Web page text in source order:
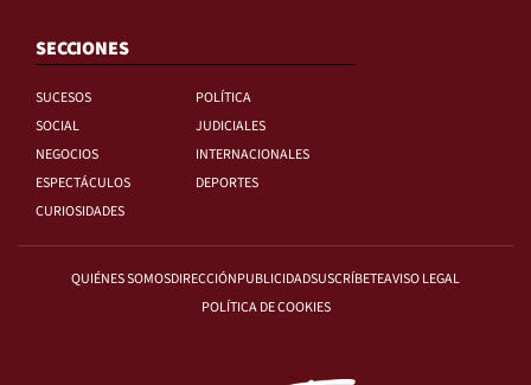
SECCIONES
SUCESOS
POLÍTICA
SOCIAL
JUDICIALES
NEGOCIOS
INTERNACIONALES
ESPECTÁCULOS
DEPORTES
CURIOSIDADES
QUIÉNES SOMOSDIRECCIÓNPUBLICIDADSUSCRÍBETEAVISO LEGAL
POLÍTICA DE COOKIES